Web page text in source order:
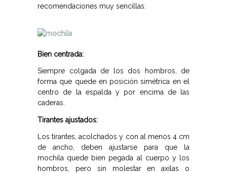
recomendaciones muy sencillas:
Bien centrada:
Siempre colgada de los dos hombros, de
forma que quede en posición simétrica en el
centro de la espalda y por encima de las
caderas.
Tirantes ajustados:
Los tirantes, acolchados y con al menos 4 cm
de ancho, deben ajustarse para que la
mochila quede bien pegada al cuerpo y los
hombros, pero sin molestar en axilas o